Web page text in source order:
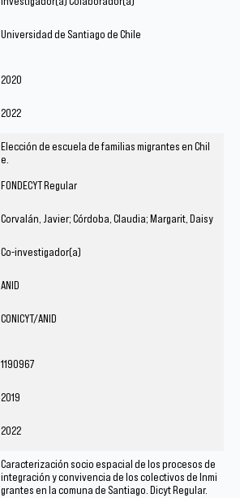
Universidad de Santiago de Chile
2020
2022
Elección de escuela de familias migrantes en Chil
e.
FONDECYT Regular
Corvalán, Javier; Córdoba, Claudia; Margarit, Daisy
Co-investigador(a)
ANID
CONICYT/ANID
1190967
2019
2022
Caracterización socio espacial de los procesos de
integración y convivencia de los colectivos de Inmi
grantes en la comuna de Santiago. Dicyt Regular.